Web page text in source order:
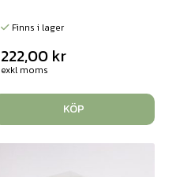
Finns i lager
222,00 kr
exkl moms
KÖP